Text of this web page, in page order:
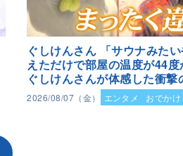
ぐしけんさん 「サウナみた
えただけで部屋の温度が44度
ぐしけんさんが体感した衝撃
2026/08/07（金） エンタメ おでかけ